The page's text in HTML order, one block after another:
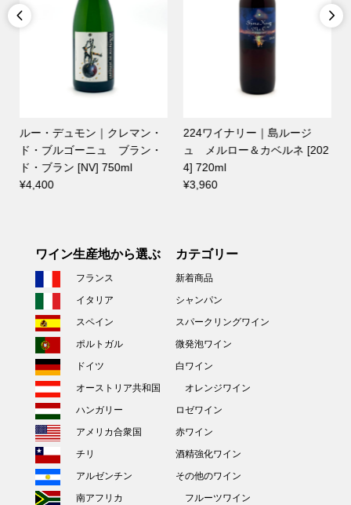

ルー・デュモン｜クレマン・
ド・ブルゴーニュ ブラン・
ド・ブラン [NV] 750ml
¥4,400
224ワイナリー｜島ルージ
ュ メルロー＆カベルネ [202
4] 720ml
¥3,960

ワイン生産地から選ぶ
フランス
イタリア
スペイン
ポルトガル
ドイツ
オーストリア共和国
ハンガリー
アメリカ合衆国
チリ
アルゼンチン
南アフリカ
カテゴリー
新着商品
シャンパン
スパークリングワイン
微発泡ワイン
白ワイン
オレンジワイン
ロゼワイン
赤ワイン
酒精強化ワイン
その他のワイン
フルーツワイン